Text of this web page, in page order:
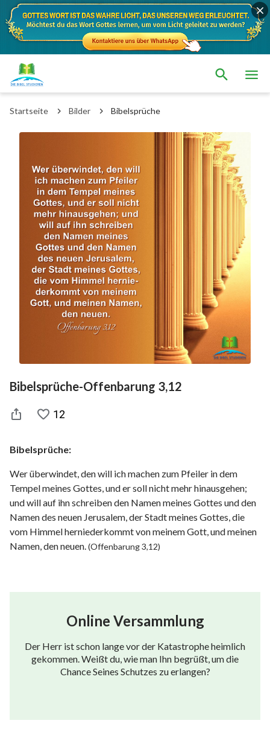
Startseite Bilder Bibelsprüche
Bibelsprüche-Offenbarung 3,12
12
Bibelsprüche:
Wer überwindet, den will ich machen zum Pfeiler in dem
Tempel meines Gottes, und er soll nicht mehr hinausgehen;
und will auf ihn schreiben den Namen meines Gottes und den
Namen des neuen Jerusalem, der Stadt meines Gottes, die
vom Himmel herniederkommt von meinem Gott, und meinen
Namen, den neuen. (Offenbarung 3,12)
Online Versammlung
Der Herr ist schon lange vor der Katastrophe heimlich
gekommen. Weißt du, wie man Ihn begrüßt, um die
Chance Seines Schutzes zu erlangen?